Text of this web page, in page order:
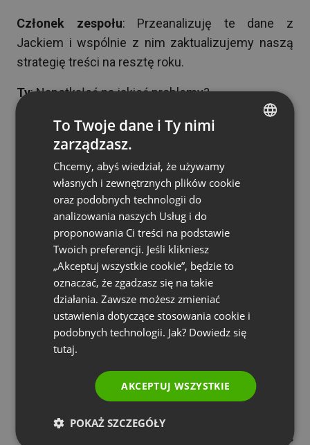
Członek zespołu: Przeanalizuję te dane z
Jackiem i wspólnie z nim zaktualizujemy naszą
strategię treści na resztę roku.
Ty: Napotkałeś na jakieś problemy?
Członek zespołu : Nie w tym momencie, ale
chciałbym, aby ktoś inny spojrzał na strategię
treści, gdy już ją przygotujemy.
Następnie możesz przejść do kolejnego członka
zespołu. Jeśli uda Ci się utrzymać taką wymianę
zdań, będziesz w stanie prowadzić niezwykle
udane codzienne spotkania daily.
Zawsze kończ daily podsumowaniem
Poproś jednego z uczestników o robienie notatek
podczas spotkania. W ten sposób zyskacie
możliwość śledzenia postępów, a każdy uczestnik
będzie wiedział, co dokładnie ma robić. Pomoże to
również odnaleźć się osobom, które nie mogą
Większość z zapisywanych akcji będzie dotyczyć
FRENCH
RUSSIAN
SPANISH
ITALIAN
To Twoje dane i Ty nimi
zarządzasz.
Chcemy, abyś wiedział, że używamy
własnych i zewnętrznych plików cookie
oraz podobnych technologii do
analizowania naszych Usług i do
proponowania Ci treści na podstawie
Twoich preferencji. Jeśli klikniesz
„Akceptuj wszystkie cookie”, będzie to
oznaczać, że zgadzasz się na takie
działania. Zawsze możesz zmieniać
ustawienia dotyczące stosowania cookie i
podobnych technologii. Jak? Dowiedz się
tutaj.
AKCEPTUJ WSZYSTKIE
POKAŻ SZCZEGÓŁY